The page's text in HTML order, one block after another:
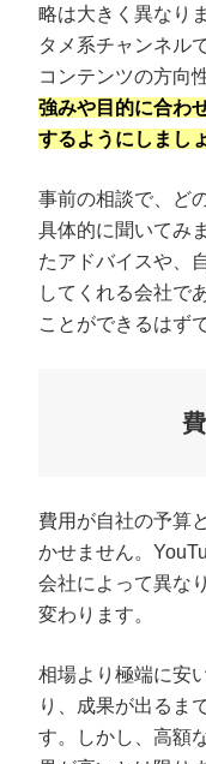
略は大きく異なり
タメ系チャンネル
コンテンツの方向
強みや目的に合わ
するようにしまし
事前の相談で、ど
具体的に聞いてみ
たアドバイスや、
してくれる会社で
ことができるはず
費用が自社の予算
かせません。
会社によって異な
変わります。
相場より極端に安
り、成果が出るま
す。しかし、高額